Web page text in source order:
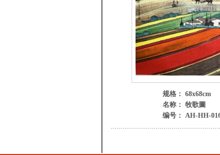
规格： 68x68cm
名称： 牧歌圖
编号： AH-HH-